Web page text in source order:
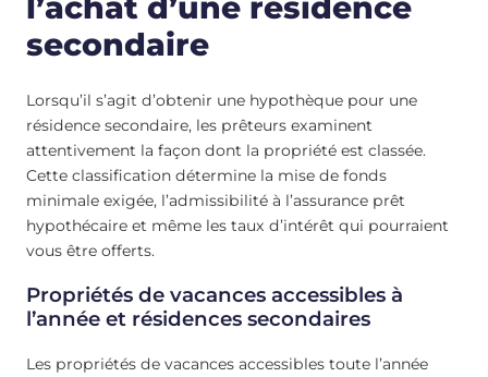
secondaire
Lorsqu’il s’agit d’obtenir une hypothèque pour une
résidence secondaire, les prêteurs examinent
attentivement la façon dont la propriété est classée.
Cette classification détermine la mise de fonds
minimale exigée, l’admissibilité à l’assurance prêt
hypothécaire et même les taux d’intérêt qui pourraient
vous être offerts.
Propriétés de vacances accessibles à
l’année et résidences secondaires
Les propriétés de vacances accessibles toute l’année